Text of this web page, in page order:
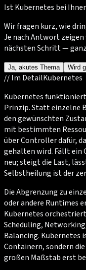
Ist Kubernetes bei
Wir fragen kurz, wie
Je nach Antwort
nächsten Schritt —
Ja, akutes Thema Wird
//Im DetailKubernetes
Kubernetes
Prinzip. Statt einzelne
den gewünschten
mit bestimmten
über Controller dafür,
gehalten wird. Fällt ein
neu; steigt die Last,
Selbstheilung ist der
Die Abgrenzung zu
oder andere Runtimes
Kubernetes
Scheduling,
Balancing. Kubernetes
Containern, sondern
großen Maßstab erst